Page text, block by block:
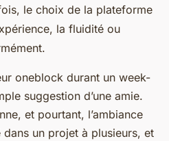
le choix de la plateforme
la fluidité ou
oneblock durant un week-
suggestion d’une amie.
et pourtant, l’ambiance
dans un projet à plusieurs, et